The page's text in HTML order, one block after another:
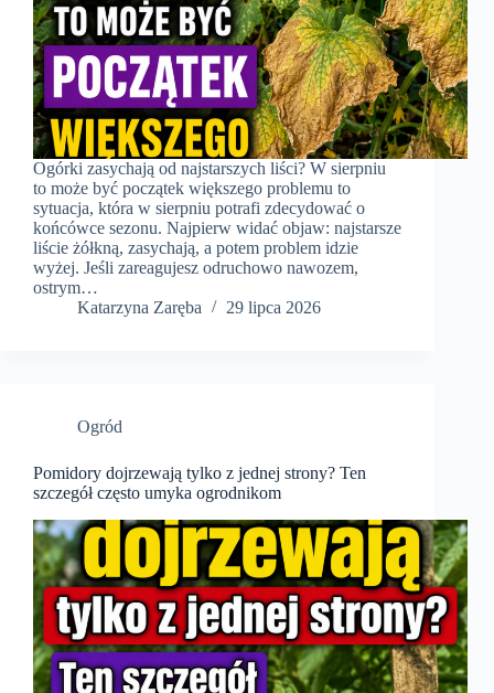
Ogórki zasychają od najstarszych liści? W sierpniu
to może być początek większego problemu to
sytuacja, która w sierpniu potrafi zdecydować o
końcówce sezonu. Najpierw widać objaw: najstarsze
liście żółkną, zasychają, a potem problem idzie
wyżej. Jeśli zareagujesz odruchowo nawozem,
ostrym…
Katarzyna Zaręba
29 lipca 2026
Ogród
Pomidory dojrzewają tylko z jednej strony? Ten
szczegół często umyka ogrodnikom